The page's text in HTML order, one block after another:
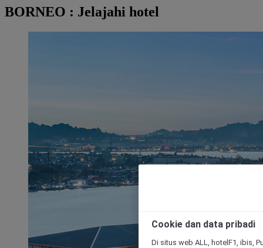
BORNEO : Jelajahi hotel
Cookie dan data pribadi
Di situs web ALL, hotelF1, ibis,